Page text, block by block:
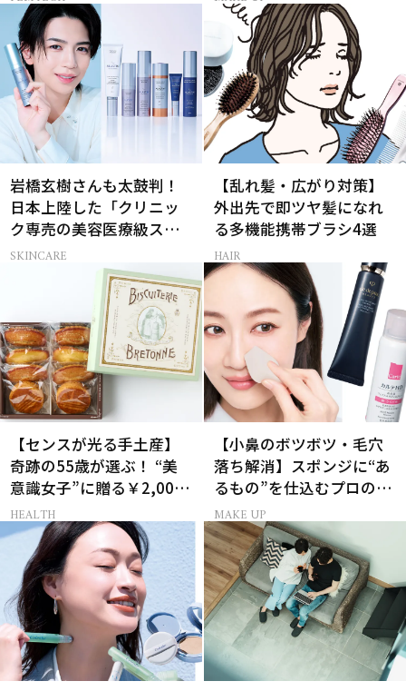
白-】
岩橋玄樹さんも太鼓判！
日本上陸した「クリニッ
ク専売の美容医療級スキ
ンケア」
SKINCARE
【乱れ髪・広がり対策】
外出先で即ツヤ髪になれ
る多機能携帯ブラシ4選
HAIR
【センスが光る手土産】
奇跡の55歳が選ぶ！ “美
意識女子”に贈る￥2,000
前後のお菓子3選
HEALTH
【小鼻のボツボツ・毛穴
落ち解消】スポンジに“あ
るもの”を仕込むプロの超
簡単メイクテク
MAKE UP